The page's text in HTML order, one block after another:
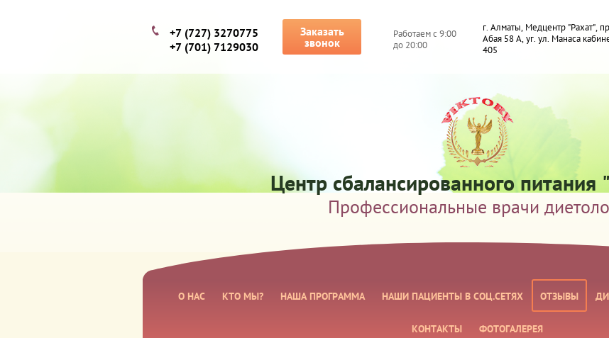
+7 (727) 3270775
+7 (701) 7129030
Заказать
звонок
Работаем с 9:00
до 20:00
г. Алматы, Медцентр "Рахат",
Абая 58 А, уг. ул. Манаса
405
Центр сбалансированного
Профессиональные врачи
О НАС КТО МЫ? НАША ПРОГРАММА НАШИ ПАЦИЕНТЫ В СОЦ.СЕТЯХ ОТЗЫВЫ
КОНТАКТЫ ФОТОГАЛЕРЕЯ